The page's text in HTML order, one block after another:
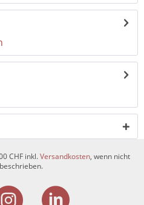
CHF inkl.Versandkosten, wenn nicht